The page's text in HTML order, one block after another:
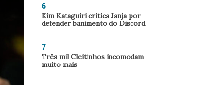
6
Kim Kataguiri critica Janja por
defender banimento do Discord
7
Três mil Cleitinhos incomodam
muito mais